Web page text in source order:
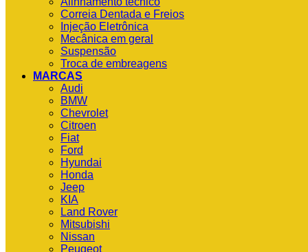
Correia Dentada e Freios
Injeção Eletrônica
Mecânica em geral
Suspensão
Troca de embreagens
MARCAS
Audi
BMW
Chevrolet
Citroen
Fiat
Ford
Hyundai
Honda
Jeep
KIA
Land Rover
Mitsubishi
Nissan
Peugeot